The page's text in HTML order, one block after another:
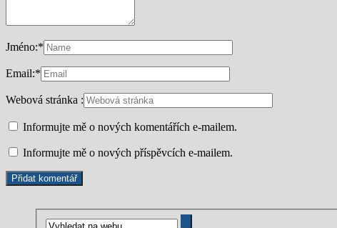
Jméno:*
Email:*
Webová stránka :
Informujte mě o nových komentářích e-mailem.
Informujte mě o nových příspěvcích e-mailem.